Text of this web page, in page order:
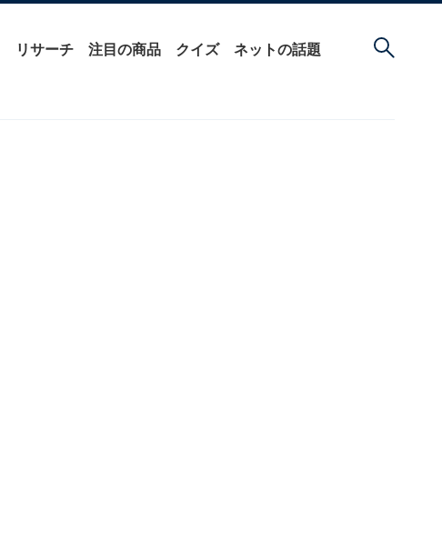
リサーチ 注目の商品 クイズ ネットの話題